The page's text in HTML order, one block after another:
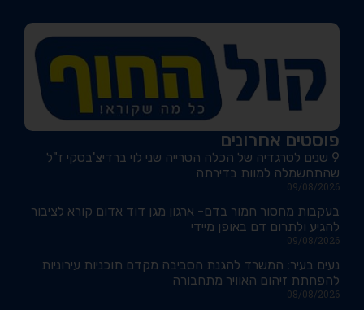
פוסטים אחרונים
9 שנים לטרגדיה של הכלה הטרייה שני לוי ברדיצ'בסקי ז"ל
שהתחשמלה למוות בדירתה
09/08/2026
בעקבות מחסור חמור בדם- ארגון מגן דוד אדום קורא לציבור
להגיע ולתרום דם באופן מיידי
09/08/2026
נעים בעיר: המשרד להגנת הסביבה מקדם תוכניות עירוניות
להפחתת זיהום האוויר מתחבורה
08/08/2026